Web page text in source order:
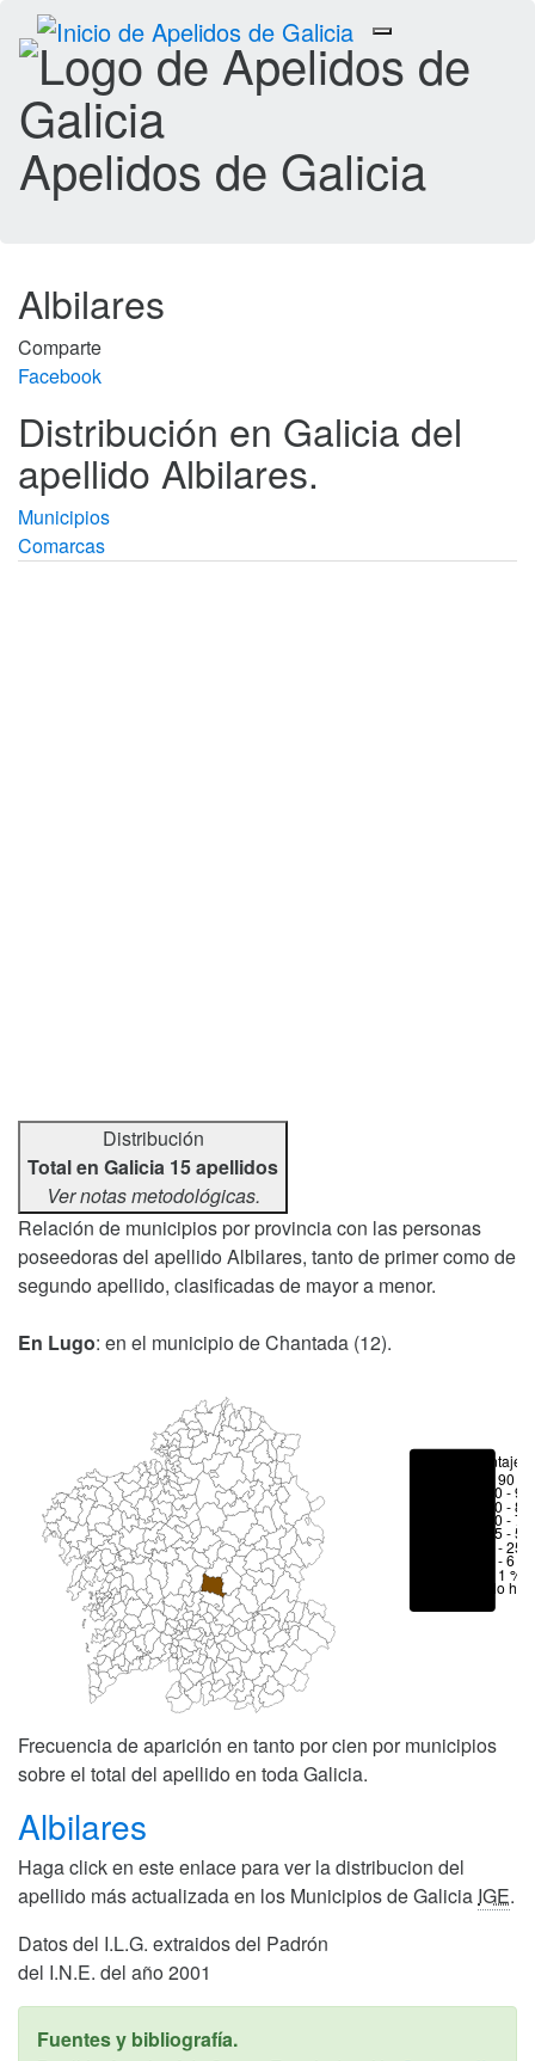
Toggle
navigation
Apelidos de Galicia
Albilares
Comparte
Facebook
Distribución en Galicia del
apellido Albilares.
Municipios
Comarcas
Distribución
Total en Galicia 15 apellidos
Ver notas metodológicas.
Relación de municipios por provincia con las personas
poseedoras del apellido Albilares, tanto de primer como de
segundo apellido, clasificadas de mayor a menor.
En Lugo: en el municipio de Chantada (12).
Porcentajes
> 90 %
80 -
70 -
50 -
25 -
6 - 25
1 - 6 %
< 1 %
No hay
Frecuencia de aparición en tanto por cien por municipios
sobre el total del apellido en toda Galicia.
Albilares
Haga click en este enlace para ver la distribucion del
apellido más actualizada en los Municipios de Galicia IGE.
Datos del I.L.G. extraidos del Padrón
del I.N.E. del año 2001
Fuentes y bibliografía.